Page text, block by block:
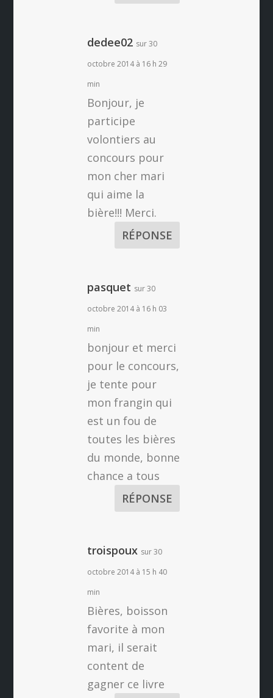
dedee02 sur 30
octobre 2014 à 16 h 29
min
Bonjour, je
participe
volontiers au
concours pour
mon cher mari
qui aime la
bière!!! Merci.
RÉPONSE
pasquet sur 30
octobre 2014 à 16 h 03
min
bonjour et merci
pour le concours,
je tente pour
mon frangin qui
est un fou de
toutes les bières
du monde, bonne
chance a tous
RÉPONSE
troispoux sur 30
octobre 2014 à 15 h 40
min
Bières, boisson
favorite à mon
mari, il serait
content de
gagner ce livre